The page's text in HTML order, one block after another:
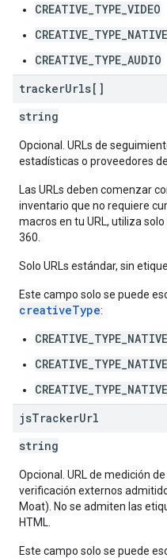
CREATIVE_TYPE_VIDEO
CREATIVE_TYPE_AUDIO
trackerUrls[]
string
Opcional. URLs de
estadísticas o proveedores
Las URLs deben comenzar
inventario que no requiere
macros en tu URL, utiliza
360.
Solo URLs estándar, sin
Este campo solo se puede
creativeType:
CREATIVE_TYPE_NATIVE
jsTrackerUrl
string
Opcional. URL de medición
verificación externos
Moat). No se admiten las
HTML.
Este campo solo se puede